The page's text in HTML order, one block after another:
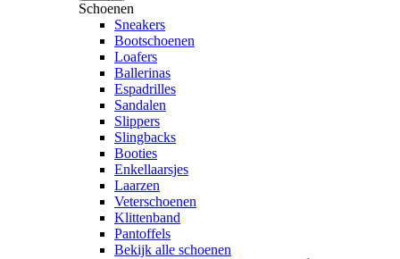
Schoenen
Sneakers
Bootschoenen
Loafers
Ballerinas
Espadrilles
Sandalen
Slippers
Slingbacks
Booties
Enkellaarsjes
Laarzen
Veterschoenen
Klittenband
Pantoffels
Bekijk alle schoenen